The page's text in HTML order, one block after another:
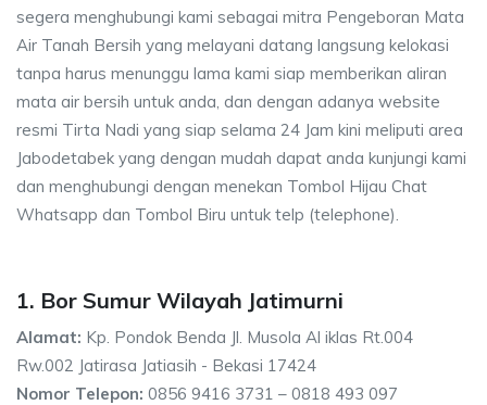
segera menghubungi kami sebagai mitra Pengeboran Mata
Air Tanah Bersih yang melayani datang langsung kelokasi
tanpa harus menunggu lama kami siap memberikan aliran
mata air bersih untuk anda, dan dengan adanya website
resmi Tirta Nadi yang siap selama 24 Jam kini meliputi area
Jabodetabek yang dengan mudah dapat anda kunjungi kami
dan menghubungi dengan menekan Tombol Hijau Chat
Whatsapp dan Tombol Biru untuk telp (telephone).
1. Bor Sumur Wilayah Jatimurni
Alamat: Kp. Pondok Benda Jl. Musola Al iklas Rt.004
Rw.002 Jatirasa Jatiasih - Bekasi 17424
Nomor Telepon: 0856 9416 3731 – 0818 493 097